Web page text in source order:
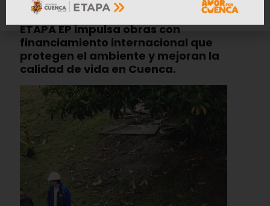
ETAPA EP impulsa obras con
financiamiento internacional que
protegen el ambiente y mejoran la
calidad de vida en Cuenca.